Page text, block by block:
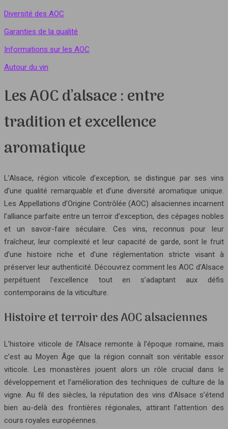
Diversité des AOC
Garanties de la qualité
Informations sur les AOC
Autour du vin
Les AOC d’alsace : entre
tradition et excellence
aromatique
L’Alsace, région viticole d’exception, se distingue par ses vins
d’une qualité remarquable et d’une diversité aromatique unique.
Les Appellations d’Origine Contrôlée (AOC) alsaciennes incarnent
l’alliance parfaite entre un terroir d’exception, des cépages nobles
et un savoir-faire séculaire. Ces vins, reconnus pour leur
fraîcheur, leur complexité et leur capacité de garde, sont le fruit
d’une histoire riche et d’une réglementation stricte visant à
préserver leur authenticité. Découvrez comment les AOC d’Alsace
perpétuent l’excellence tout en s’adaptant aux défis
contemporains de la viticulture.
Histoire et terroir des AOC alsaciennes
L’histoire viticole de l’Alsace remonte à l’époque romaine, mais
c’est au Moyen Âge que la région connaît son véritable essor
viticole. Les monastères jouent alors un rôle crucial dans le
développement et l’amélioration des techniques de culture de la
vigne. Au fil des siècles, la réputation des vins d’Alsace s’étend
bien au-delà des frontières régionales, attirant l’attention des
cours royales européennes.